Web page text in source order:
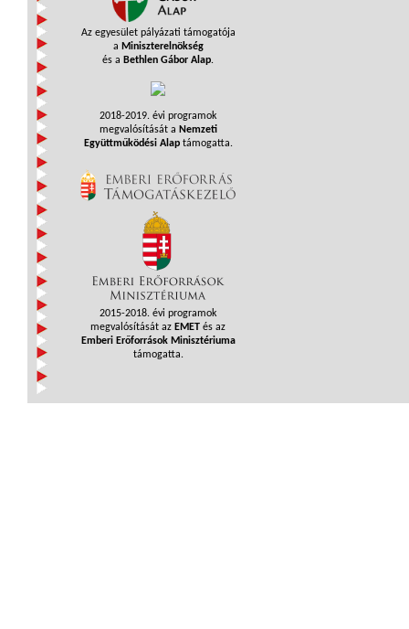
Az egyesület pályázati támogatója
a Miniszterelnökség
és a Bethlen Gábor Alap.
2018-2019. évi programok
megvalósítását a Nemzeti
Együttműködési Alaptámogatta.
2015-2018. évi programok
megvalósítását az EMET és az
Emberi Erőforrások Minisztériuma
támogatta.